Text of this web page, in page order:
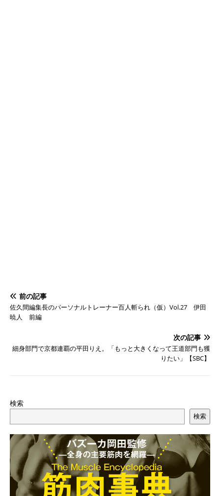
前の記事
佐久間編集長のパーソナルトレーナー百人斬られ（仮）Vol.27 伊田
暁人 前編
次の記事
細身部門で京都連覇の平田りえ。「もっと大きくなって王道部門も獲
りたい」【SBC】
検索
検索